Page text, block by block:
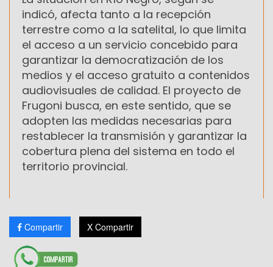
indicó, afecta tanto a la recepción
terrestre como a la satelital, lo que limita
el acceso a un servicio concebido para
garantizar la democratización de los
medios y el acceso gratuito a contenidos
audiovisuales de calidad. El proyecto de
Frugoni busca, en este sentido, que se
adopten las medidas necesarias para
restablecer la transmisión y garantizar la
cobertura plena del sistema en todo el
territorio provincial.
Compartir X Compartir